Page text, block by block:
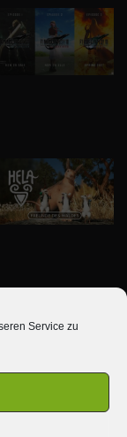
Service zu